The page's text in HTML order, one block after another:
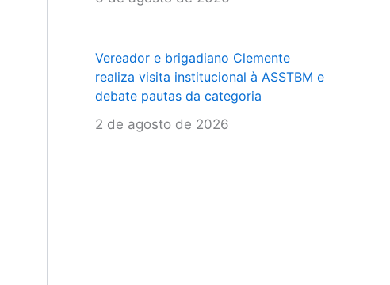
Vereador e brigadiano Clemente
realiza visita institucional à ASSTBM e
debate pautas da categoria
2 de agosto de 2026